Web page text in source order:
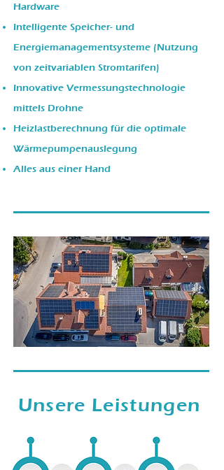
Hardware
Intelligente Speicher- und
Energiemanagementsysteme (Nutzung
von zeitvariablen Stromtarifen)
Innovative Vermessungstechnologie
mittels Drohne
Heizlastberechnung für die optimale
Wärmepumpenauslegung
Alles aus einer Hand
Unsere Leistungen